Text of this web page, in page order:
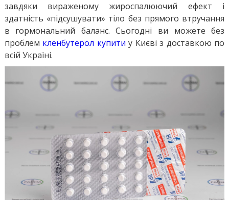
завдяки вираженому жироспалюючий ефект і
здатність «підсушувати» тіло без прямого втручання
в гормональний баланс. Сьогодні ви можете без
проблем кленбутерол купити у Києві з доставкою по
всій Україні.